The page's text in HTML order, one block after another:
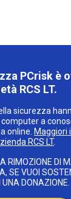
PCrisk è
RCS LT.
sicurezza
a
online. Maggiori
RCS LT.
RIMOZIONE DI
SE VUOI
UNA DONAZIONE.